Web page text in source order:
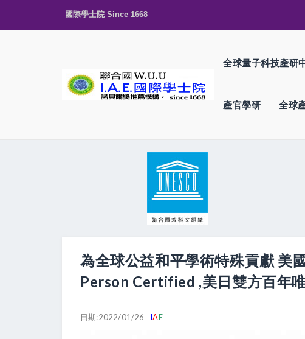
國際學士院 Since 1668
全球量子科技產研
產官學研 全球
為全球公益和平學術特殊貢獻 美
Person Certified ,美日雙方百年
日期:2022/01/26 IAE